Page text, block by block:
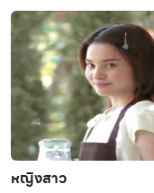
หญิงสาว